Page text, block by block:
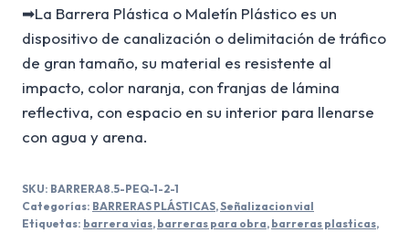
➡La Barrera Plástica o Maletín Plástico es un
dispositivo de canalización o delimitación de tráfico
de gran tamaño, su material es resistente al
impacto, color naranja, con franjas de lámina
reflectiva, con espacio en su interior para llenarse
con agua y arena.
SKU: BARRERA8.5-PEQ-1-2-1
Categorías: BARRERAS PLÁSTICAS,Señalizacion vial
Etiquetas: barrera vias, barreras para obra, barreras plasticas,